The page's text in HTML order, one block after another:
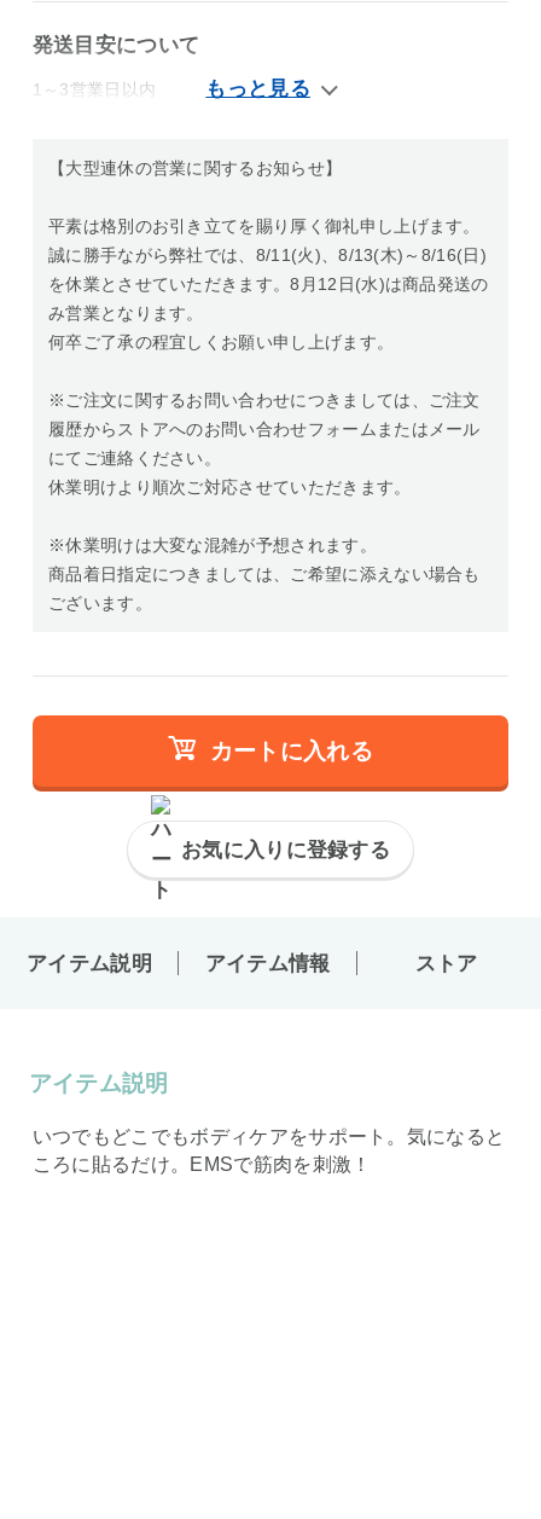
発送目安について
1～3営業日以内
【大型連休の営業に関するお知らせ】
平素は格別のお引き立てを賜り厚く御礼申し上げます。
誠に勝手ながら弊社では、8/11(火)、8/13(木)～8/16(日)
を休業とさせていただきます。8月12日(水)は商品発送の
み営業となります。
何卒ご了承の程宜しくお願い申し上げます。
※ご注文に関するお問い合わせにつきましては、ご注文
履歴からストアへのお問い合わせフォームまたはメール
にてご連絡ください。
休業明けより順次ご対応させていただきます。
※休業明けは大変な混雑が予想されます。
商品着日指定につきましては、ご希望に添えない場合も
ございます。
カートに入れる
お気に入りに登録する
アイテム説明 アイテム情報 ストア
アイテム説明
いつでもどこでもボディケアをサポート。気になると
ころに貼るだけ。EMSで筋肉を刺激！